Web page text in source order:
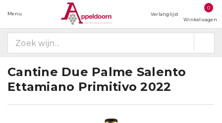
Menu Verlanglijst
0
Winkelwagen
Cantine Due Palme Salento
Ettamiano Primitivo 2022